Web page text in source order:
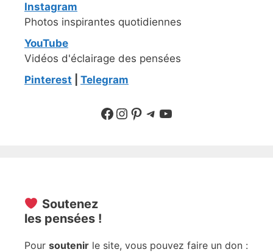
Instagram
Photos inspirantes quotidiennes
YouTube
Vidéos d'éclairage des pensées
Pinterest
Telegram
Suivre sur Facebook
Suivre sur Instagram
Pinterest
Sur Telegram
YouTube
Soutenez
les pensées !
Pour soutenir le site, vous pouvez faire un don :